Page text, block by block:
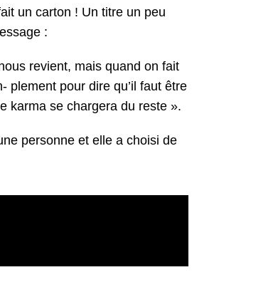
un carton ! Un titre un peu
:
revient, mais quand on fait
plement pour dire qu’il faut être
karma se chargera du reste ».
personne et elle a choisi de